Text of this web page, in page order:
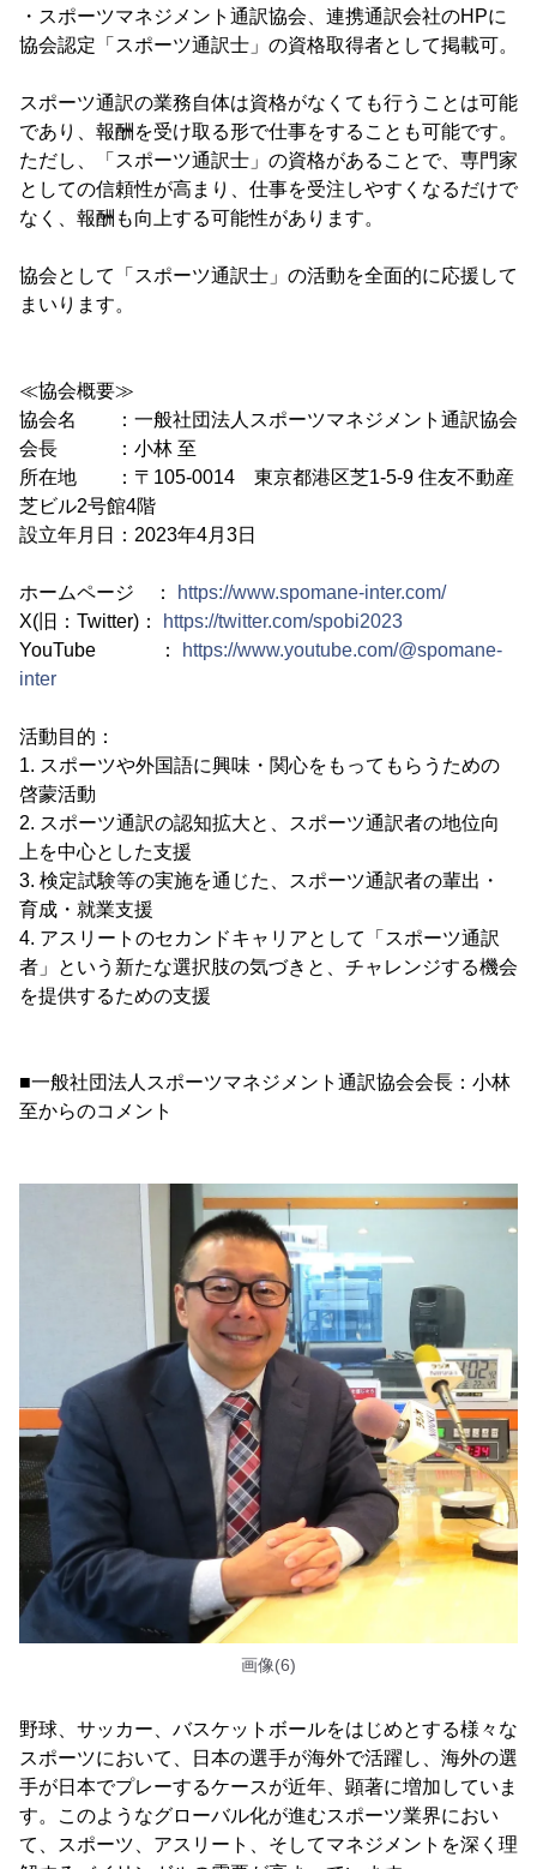
・スポーツマネジメント通訳協会、連携通訳会社のHPに
協会認定「スポーツ通訳士」の資格取得者として掲載可。
スポーツ通訳の業務自体は資格がなくても行うことは可能
であり、報酬を受け取る形で仕事をすることも可能です。
ただし、「スポーツ通訳士」の資格があることで、専門家
としての信頼性が高まり、仕事を受注しやすくなるだけで
なく、報酬も向上する可能性があります。
協会として「スポーツ通訳士」の活動を全面的に応援して
まいります。
≪協会概要≫
協会名 ：一般社団法人スポーツマネジメント通訳協会
会長 ：小林 至
所在地 ：〒105-0014 東京都港区芝1-5-9 住友不動産
芝ビル2号館4階
設立年月日：2023年4月3日
ホームページ ：
https://www.spomane-inter.com/
X(旧：Twitter)：
https://twitter.com/spobi2023
YouTube ：
https://www.youtube.com/@spomane-
inter
活動目的：
1. スポーツや外国語に興味・関心をもってもらうための
啓蒙活動
2. スポーツ通訳の認知拡大と、スポーツ通訳者の地位向
上を中心とした支援
3. 検定試験等の実施を通じた、スポーツ通訳者の輩出・
育成・就業支援
4. アスリートのセカンドキャリアとして「スポーツ通訳
者」という新たな選択肢の気づきと、チャレンジする機会
を提供するための支援
■一般社団法人スポーツマネジメント通訳協会会長：小林
至からのコメント
画像(6)
野球、サッカー、バスケットボールをはじめとする様々な
スポーツにおいて、日本の選手が海外で活躍し、海外の選
手が日本でプレーするケースが近年、顕著に増加していま
す。このようなグローバル化が進むスポーツ業界におい
て、スポーツ、アスリート、そしてマネジメントを深く理